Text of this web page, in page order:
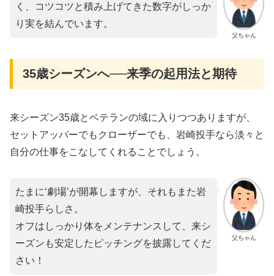
父ちゃん
く、コツコツと積み上げてきた数字がしっか
り実を結んでいます。
35歳シーズンへ──来季の起用法と期待
来シーズン35歳とベテランの域に入りつつありますが、
セットアッパーでもクローザーでも、岩崎投手なら淡々と
自分の仕事をこなしてくれることでしょう。
父ちゃん
たまに‘劇場’が開幕しますが、それもまた岩
崎投手らしさ。
オフはしっかり体をメンテナンスして、来シ
ーズンも安定したピッチングを披露してくだ
さい！